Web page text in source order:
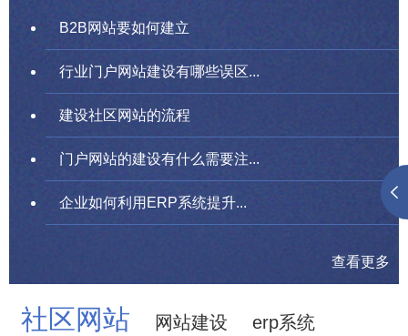
B2B网站要如何建立
行业门户网站建设有哪些误区...
建设社区网站的流程
门户网站的建设有什么需要注...
企业如何利用ERP系统提升...
查看更多
社区网站 网站建设
erp系统